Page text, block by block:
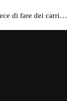
di fare dei carri…